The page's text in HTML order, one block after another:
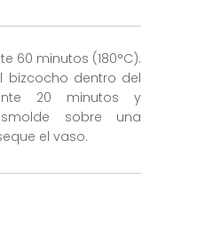
60 minutos (180°C).
bizcocho dentro del
20 minutos y
sobre una
el vaso.